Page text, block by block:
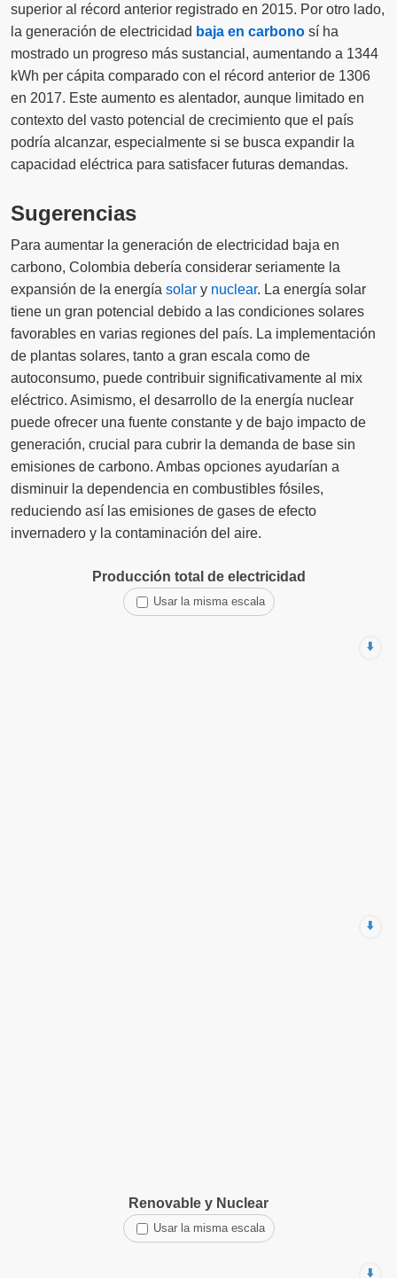
superior al récord anterior registrado en 2015. Por otro lado,
la generación de electricidad baja en carbono sí ha
mostrado un progreso más sustancial, aumentando a 1344
kWh per cápita comparado con el récord anterior de 1306
en 2017. Este aumento es alentador, aunque limitado en
contexto del vasto potencial de crecimiento que el país
podría alcanzar, especialmente si se busca expandir la
capacidad eléctrica para satisfacer futuras demandas.
Sugerencias
Para aumentar la generación de electricidad baja en
carbono, Colombia debería considerar seriamente la
expansión de la energía solar y nuclear. La energía solar
tiene un gran potencial debido a las condiciones solares
favorables en varias regiones del país. La implementación
de plantas solares, tanto a gran escala como de
autoconsumo, puede contribuir significativamente al mix
eléctrico. Asimismo, el desarrollo de la energía nuclear
puede ofrecer una fuente constante y de bajo impacto de
generación, crucial para cubrir la demanda de base sin
emisiones de carbono. Ambas opciones ayudarían a
disminuir la dependencia en combustibles fósiles,
reduciendo así las emisiones de gases de efecto
invernadero y la contaminación del aire.
Producción total de electricidad
Usar la misma escala
⬇️
⬇️
Renovable y Nuclear
Usar la misma escala
⬇️